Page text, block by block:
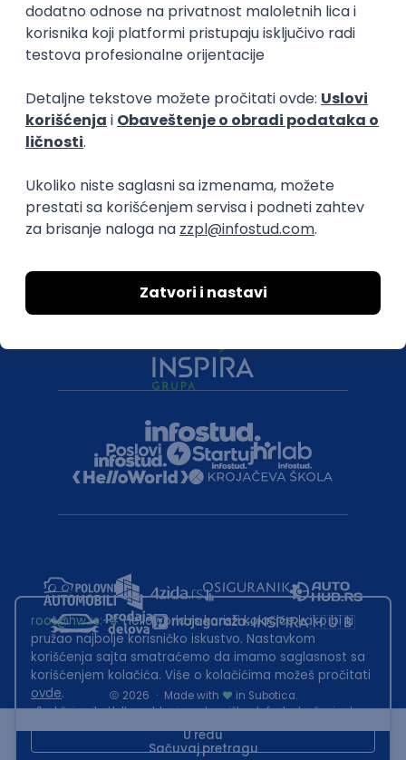
Sačuvaj pretragu
O nama
Za poslodavce
Politika privatnosti
Uklonjeni profili poslodavaca
Druželjubivi smo!
2026 · Made with
in Subotica.
Sadržaj sajta Helloworld.rs je u vlasništvu Infostud rešenja d.o.o.
This site is protected by reCAPTCHA and the GooglePrivacy Policyand
root@hw.rs:~#Helloworld.rs koristi kolačiće kako bi ti
pružao najbolje korisničko iskustvo. Nastavkom
korišćenja sajta smatraćemo da imamo saglasnost sa
korišćenjem kolačića. Više o kolačićima možeš pročitati
ovde.
U redu